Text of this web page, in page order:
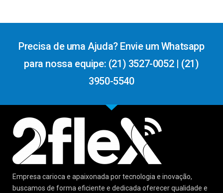
Precisa de uma Ajuda? Envie um Whatsapp
para nossa equipe: (21) 3527-0052 | (21)
3950-5540
Empresa carioca e apaixonada por tecnologia e inovação,
buscamos de forma eficiente e dedicada oferecer qualidade e